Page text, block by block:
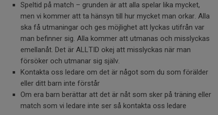
Speltid på match – grunden är att alla spelar lika mycket,
men vi kommer att ta hänsyn till hur mycket man orkar. Alla
ska få utmaningar och ges möjlighet att lyckas utifrån var
man befinner sig. Alla kommer att utmanas och misslyckas
emellanåt. Det är ALLTID okej att misslyckas när man
försöker och utmanar sig själv.
Kontakta oss ledare om det är något som du som förälder
eller ditt barn inte förstår
Om era barn berättar att det är nåt som sker på träning eller
match som vi ledare inte ser så kontakta oss ledare